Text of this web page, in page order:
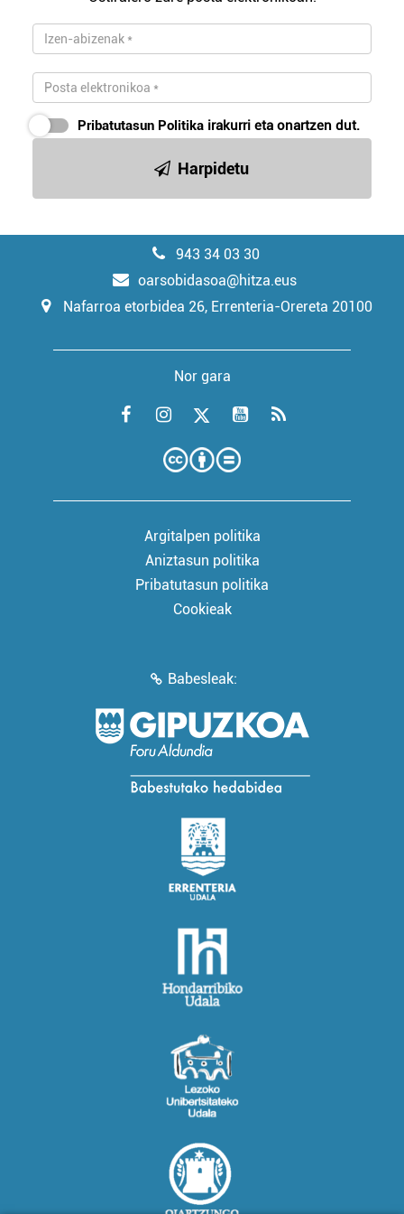
Pribatutasun Politika irakurri eta onartzen dut.
Harpidetu
943 34 03 30
oarsobidasoa@hitza.eus
Nafarroa etorbidea 26, Errenteria-Orereta 20100
Nor gara
Argitalpen politika
Aniztasun politika
Pribatutasun politika
Cookieak
Babesleak: